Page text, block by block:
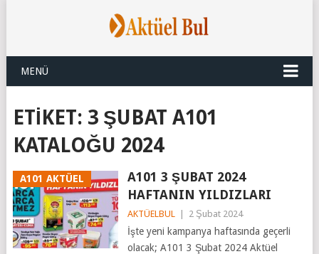
MENÜ
ETIKET: 3 ŞUBAT A101
KATALOĞU 2024
A101 AKTÜEL
A101 3 ŞUBAT 2024
HAFTANIN YILDIZLARI
AKTÜELBUL 2 Şubat 2024
İşte yeni kampanya haftasında geçerli
olacak; A101 3 Şubat 2024 Aktüel